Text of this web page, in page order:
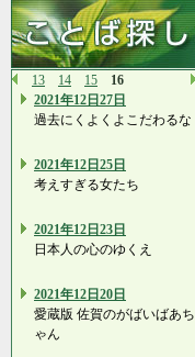
13 14 15
16
2021年12日27日
過去にくよくよこだわるな
2021年12日25日
考えすぎる女たち
2021年12日23日
日本人の心のゆくえ
2021年12日20日
愛蔵版 佐賀のがばいばあち
ゃん